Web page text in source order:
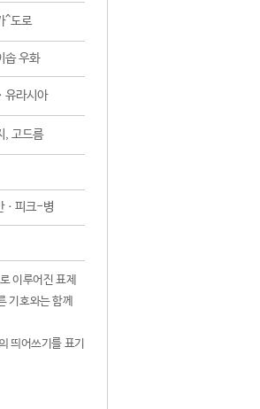
^도로
솝 우화
유라시아
, 고드름
ㆍ피크-병
이루어진 표제
기호와는 함께
띄어쓰기를 표기